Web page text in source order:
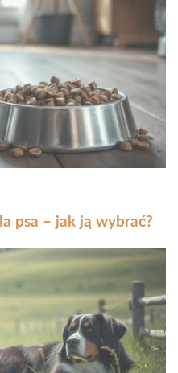
psa – jak ją wybrać?